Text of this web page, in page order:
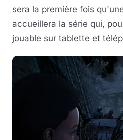
sera la première fois
accueillera la série qui,
jouable sur tablette et